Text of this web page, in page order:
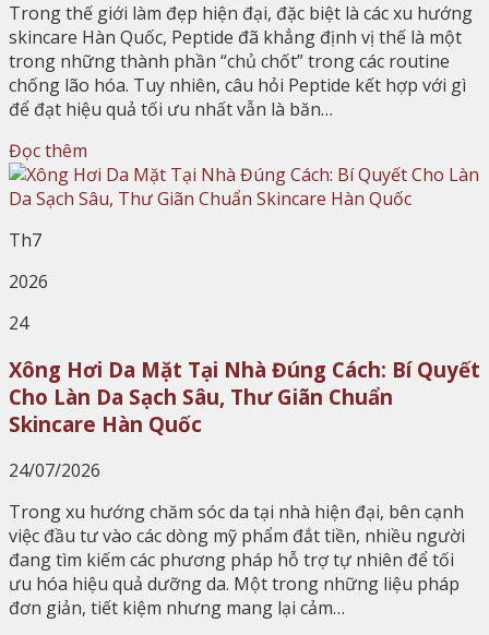
Trong thế giới làm đẹp hiện đại, đặc biệt là các xu hướng
skincare Hàn Quốc, Peptide đã khẳng định vị thế là một
trong những thành phần “chủ chốt” trong các routine
chống lão hóa. Tuy nhiên, câu hỏi Peptide kết hợp với gì
để đạt hiệu quả tối ưu nhất vẫn là băn…
Đọc thêm
Th7
2026
24
Xông Hơi Da Mặt Tại Nhà Đúng Cách: Bí Quyết
Cho Làn Da Sạch Sâu, Thư Giãn Chuẩn
Skincare Hàn Quốc
24/07/2026
Trong xu hướng chăm sóc da tại nhà hiện đại, bên cạnh
việc đầu tư vào các dòng mỹ phẩm đắt tiền, nhiều người
đang tìm kiếm các phương pháp hỗ trợ tự nhiên để tối
ưu hóa hiệu quả dưỡng da. Một trong những liệu pháp
đơn giản, tiết kiệm nhưng mang lại cảm…